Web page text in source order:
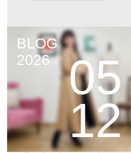
BLOG
2026
05
12